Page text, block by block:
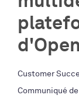
Customer
Communiqué